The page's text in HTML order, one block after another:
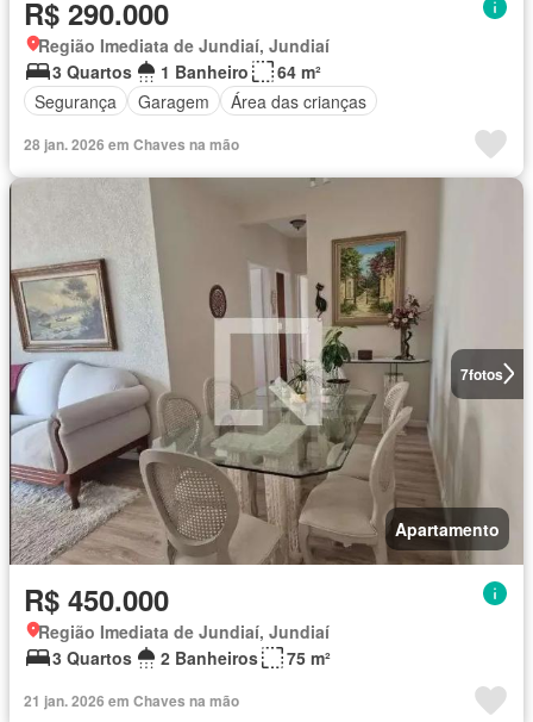
R$ 290.000
Região Imediata de Jundiaí, Jundiaí
3 Quartos
1 Banheiro
64 m²
Segurança
Garagem Área das crianças
28 jan. 2026 em Chaves na mão
7fotos
Apartamento
R$ 450.000
Região Imediata de Jundiaí, Jundiaí
3 Quartos
2 Banheiros 75 m²
21 jan. 2026 em Chaves na mão